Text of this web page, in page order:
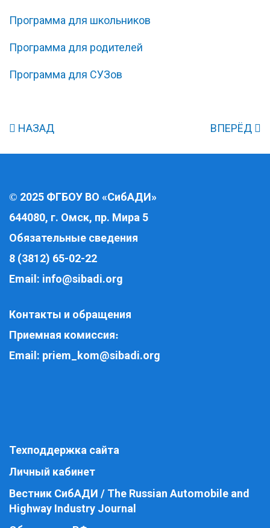
Программа для школьников
Программа для родителей
Программа для СУЗов
НАЗАД ВПЕРЁД
© 2025 ФГБОУ ВО «СибАДИ»
644080, г. Омск, пр. Мира 5
Обязательные сведения
8 (3812) 65-02-22
Email: info@sibadi.org
Контакты и обращения
Приемная комиссия:
Email: priem_kom@sibadi.org
Техподдержка сайта
Личный кабинет
Вестник СибАДИ / The Russian Automobile and
Highway Industry Journal